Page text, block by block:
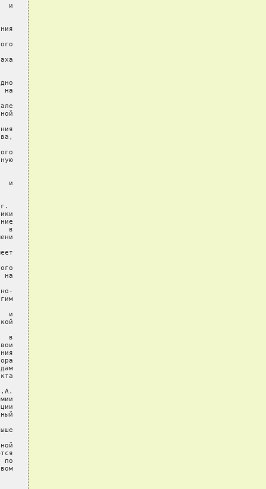
и
на
и
в
на
и
в
по